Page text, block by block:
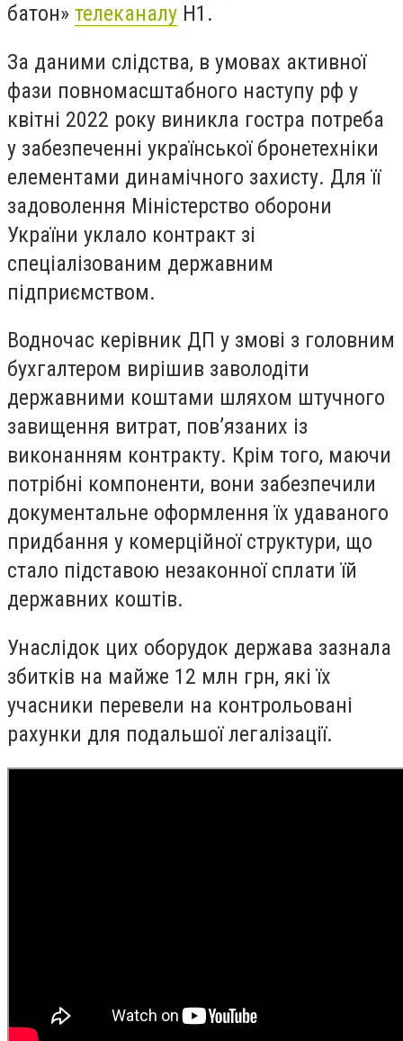
батон» телеканалу Н1.
За даними слідства, в умовах активної
фази повномасштабного наступу рф у
квітні 2022 року виникла гостра потреба
у забезпеченні української бронетехніки
елементами динамічного захисту. Для її
задоволення Міністерство оборони
України уклало контракт зі
спеціалізованим державним
підприємством.
Водночас керівник ДП у змові з головним
бухгалтером вирішив заволодіти
державними коштами шляхом штучного
завищення витрат, пов’язаних із
виконанням контракту. Крім того, маючи
потрібні компоненти, вони забезпечили
документальне оформлення їх удаваного
придбання у комерційної структури, що
стало підставою незаконної сплати їй
державних коштів.
Унаслідок цих оборудок держава зазнала
збитків на майже 12 млн грн, які їх
учасники перевели на контрольовані
рахунки для подальшої легалізації.